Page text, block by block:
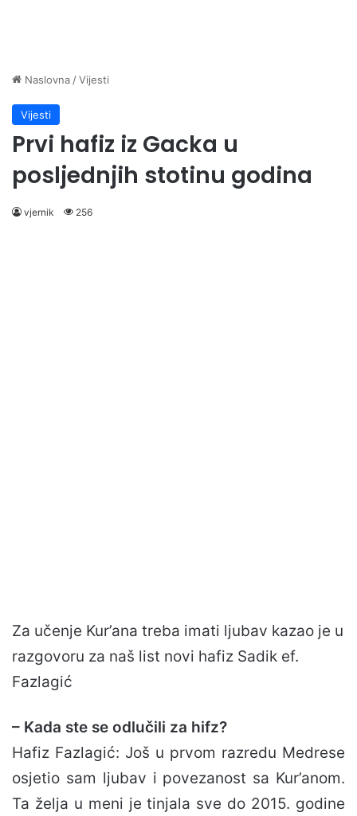
Naslovna /Vijesti
Vijesti
Prvi hafiz iz Gacka u
posljednjih stotinu godina
vjernik 256
Za učenje Kur’ana treba imati ljubav kazao je u
razgovoru za naš list novi hafiz Sadik ef.
Fazlagić
– Kada ste se odlučili za hifz?
Hafiz Fazlagić: Još u prvom razredu Medrese
osjetio sam ljubav i povezanost sa Kur’anom.
Ta želja u meni je tinjala sve do 2015. godine